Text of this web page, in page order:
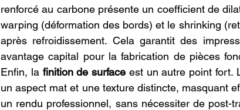
renforcé au carbone présente un coefficient de
warping (déformation des bords) et le shrinking
après refroidissement. Cela garantit des
avantage capital pour la fabrication de pièces
Enfin, la finition de surface est un autre point fort.
un aspect mat et une texture distincte, masquant
un rendu professionnel, sans nécessiter de post-